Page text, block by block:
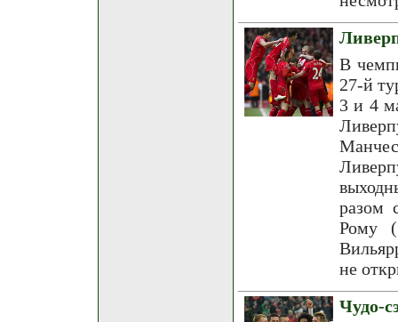
В
27-й
3 и 4
разом
Рому
не
Чудо-